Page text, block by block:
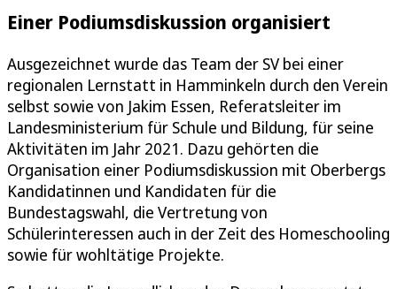
Einer Podiumsdiskussion organisiert
Ausgezeichnet wurde das Team der SV bei einer
regionalen Lernstatt in Hamminkeln durch den Verein
selbst sowie von Jakim Essen, Referatsleiter im
Landesministerium für Schule und Bildung, für seine
Aktivitäten im Jahr 2021. Dazu gehörten die
Organisation einer Podiumsdiskussion mit Oberbergs
Kandidatinnen und Kandidaten für die
Bundestagswahl, die Vertretung von
Schülerinteressen auch in der Zeit des Homeschooling
sowie für wohltätige Projekte.